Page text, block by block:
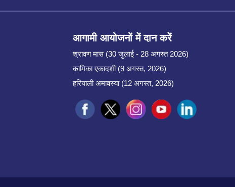
आगामी आयोजनों में दान करें
श्रावण मास (30 जुलाई - 28 अगस्त 2026)
कामिका एकादशी (9 अगस्त, 2026)
हरियाली अमावस्या (12 अगस्त, 2026)